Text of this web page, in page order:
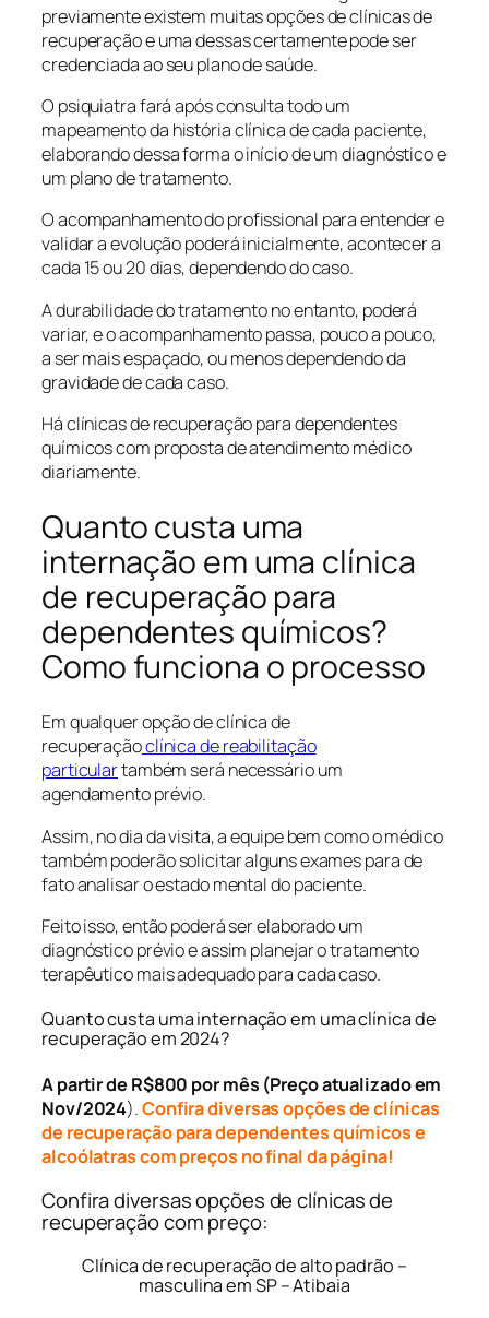
previamente existem muitas opções de clínicas de
recuperação e uma dessas certamente pode ser
credenciada ao seu plano de saúde.
O psiquiatra fará após consulta todo um
mapeamento da história clínica de cada paciente,
elaborando dessa forma o início de um diagnóstico e
um plano de tratamento.
O acompanhamento do profissional para entender e
validar a evolução poderá inicialmente, acontecer a
cada 15 ou 20 dias, dependendo do caso.
A durabilidade do tratamento no entanto, poderá
variar, e o acompanhamento passa, pouco a pouco,
a ser mais espaçado, ou menos dependendo da
gravidade de cada caso.
Há clínicas de recuperação para dependentes
químicos com proposta de atendimento médico
diariamente.
Quanto custa uma
internação em uma clínica
de recuperação para
dependentes químicos?
Como funciona o processo
Em qualquer opção de clínica de
recuperaçãoclínica de reabilitação
particulartambém será necessário um
agendamento prévio.
Assim, no dia da visita, a equipe bem como o médico
também poderão solicitar alguns exames para de
fato analisar o estado mental do paciente.
Feito isso, então poderá ser elaborado um
diagnóstico prévio e assim planejar o tratamento
terapêutico mais adequado para cada caso.
Quanto custa uma internação em uma clínica de
recuperação em 2024?
A partir de R$800 por mês (Preço atualizado em
Nov/2024).Confira diversas opções de clínicas
de recuperação para dependentes químicos e
alcoólatras com preços no final da página!
Confira diversas opções de clínicas de
recuperação com preço:
Clínica de recuperação de alto padrão –
masculina em SP – Atibaia